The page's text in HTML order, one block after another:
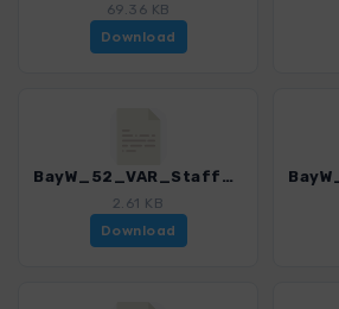
69.36 KB
Download
BayW_52_VAR_Staffelberg_Talweg_4225_8.gpx
2.61 KB
Download